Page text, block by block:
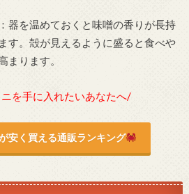
器を温めておくと味噌の香りが長持
す。殻が見えるように盛ると食べや
まります。
を手に入れたいあなたへ/
安く買える通販ランキング